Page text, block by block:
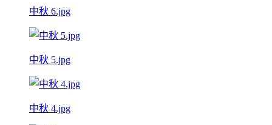
中秋 6.jpg
中秋 5.jpg
中秋 4.jpg